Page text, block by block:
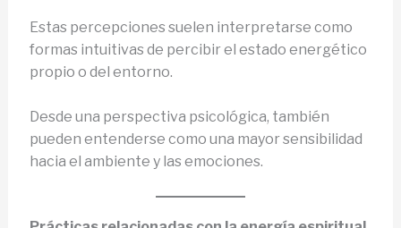
Estas percepciones suelen interpretarse como
formas intuitivas de percibir el estado energético
propio o del entorno.
Desde una perspectiva psicológica, también
pueden entenderse como una mayor sensibilidad
hacia el ambiente y las emociones.